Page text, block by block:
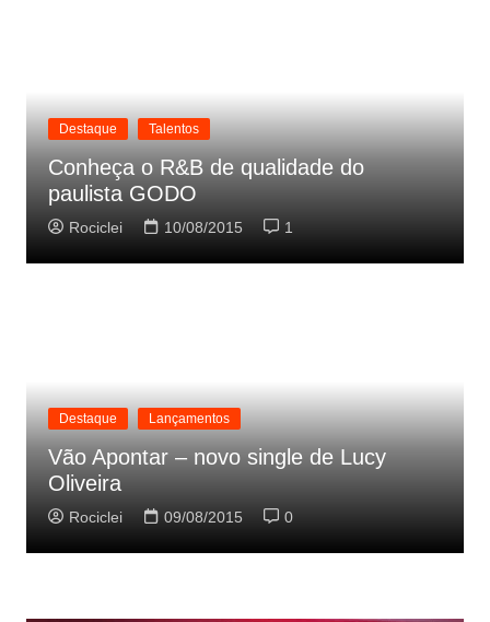
Destaque Talentos
Conheça o R&B de qualidade do
paulista GODO
Rociclei 10/08/2015 1
Destaque Lançamentos
Vão Apontar – novo single de Lucy
Oliveira
Rociclei 09/08/2015 0